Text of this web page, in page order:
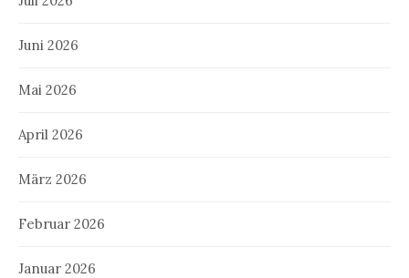
Juni 2026
Mai 2026
April 2026
März 2026
Februar 2026
Januar 2026